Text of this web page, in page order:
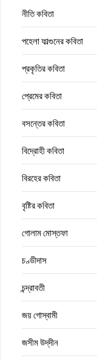
নীতি কবিতা
পহেলা ফাল্গুনের কবিতা
প্রকৃতির কবিতা
প্রেমের কবিতা
বসন্তের কবিতা
বিদ্রোহী কবিতা
বিরহের কবিতা
বৃষ্টির কবিতা
গোলাম মোস্তফা
চণ্ডীদাস
চন্দ্রাবতী
জয় গোস্বামী
জসীম উদ্‌দীন